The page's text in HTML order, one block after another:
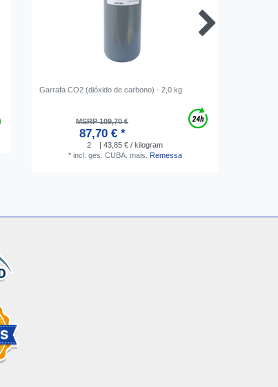
Garrafa CO2 (dióxido de carbono) - 2,0 kg
MSRP 109,70 €
87,70 € *
2
| 43,85 € / kilogram
* incl. ges. CUBA. mais. Remessa